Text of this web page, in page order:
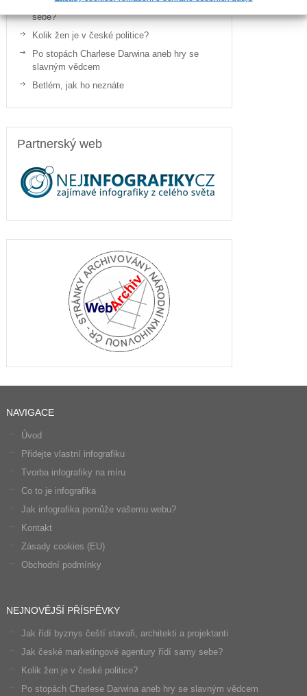
Jak české marketingové agentury řídí samy
sebe?
Kolik žen je v české politice?
Po stopách Charlese Darwina aneb hry se
slavným vědcem
Betlém, jak ho neznáte
Partnerský web
NAVIGACE
Úvod
Přidejte vlastní infografiku
Tvorba infografiky na míru
Co to je infografika
Jak infografika pomůže vašemu webu?
Kontakt
Zásady cookies (EU)
Obchodní podmínky
NEJNOVĚJŠÍ PŘÍSPĚVKY
Jak řídí byznys čeští stavaři, architekti a projektanti
Jak české marketingové agentury řídí samy sebe?
Kolik žen je v české politice?
Po stopách Charlese Darwina aneb hry se slavným vědcem